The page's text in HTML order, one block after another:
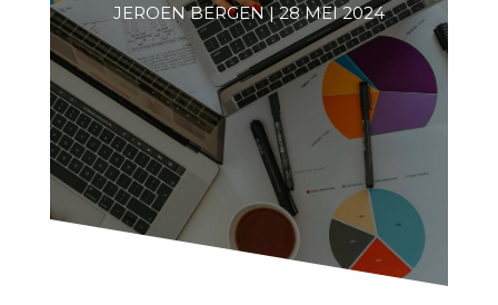
JEROEN BERGEN | 28 MEI 2024